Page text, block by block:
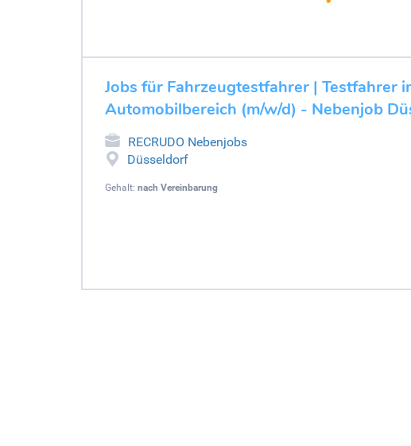
Jobs für Fahrzeugtestfahrer | Testfahrer
Automobilbereich (m/w/d) - Nebenjob
RECRUDO Nebenjobs
Düsseldorf
Gehalt: nach Vereinbarung